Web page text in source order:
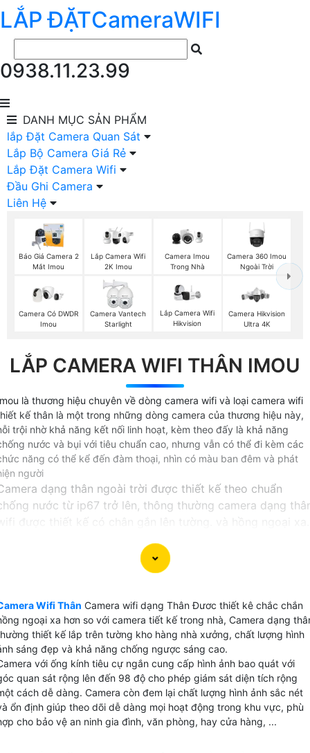
LẮP ĐẶTCameraWIFI
0938.11.23.99
DANH MỤC SẢN PHẨM
lắp Đặt Camera Quan Sát
Lắp Bộ Camera Giá Rẻ
Lắp Đặt Camera Wifi
Đầu Ghi Camera
Liên Hệ
Báo Giá Camera 2
Mắt Imou
Lắp Camera Wifi
2K Imou
Camera Imou
Trong Nhà
Camera 360 Imou
Ngoài Trời
Camera Có DWDR
Imou
Camera Vantech
Starlight
Lắp Camera Wifi
Hikvision
Camera Hikvision
Ultra 4K
LẮP CAMERA WIFI THÂN IMOU
là thương hiệu chuyên về dòng camera wifi và loại camera wifi
kế thân là một trong những dòng camera của thương hiệu này,
trội nhờ khả năng kết nối linh hoạt, kèm theo đấy là khả năng
nước và bụi với tiêu chuẩn cao, nhưng vẫn có thể đi kèm các
năng có thể kể đến đàm thoại, nhìn có màu ban đêm và phát
người
dạng thân ngoài trời được thiết kế theo chuẩn
nước từ ip67 trở lên, thông thường camera dạng
được thiết kế có chân gắn lên tường. và hồng ngoại xa.
giống với các dòng sản phẩm camera wifi thiêt kế
thân hay còn gọi là camera bullet hoàn toàn có thể
trên đường hoặc đi qua các tòa nhà có yêu cầu an ninh,
vị chắc chắn sẽ dễ dàng có thể bắt gặp các sản phẩm
thân.
Wifi Thân Camera wifi dạng Thân Đươc thiết kê chắc chắn
ngoại xa hơn so với camera tiết kế trong nhà, Camera dạng
thiết kế lắp trên tường kho hàng nhà xưởng, chất lượng hình
sáng đẹp và khả năng chống ngược sáng cao.
với ống kính tiêu cự ngắn cung cấp hình ảnh bao quát với
quan sát rộng lên đến 98 độ cho phép giám sát diện tích rộng
cách dễ dàng. Camera còn đem lại chất lượng hình ảnh sắc nét
ổn định giúp theo dõi dễ dàng mọi hoạt động trong khu vực, phù
cho bảo vệ an ninh gia đình, văn phòng, hay cửa hàng, ...